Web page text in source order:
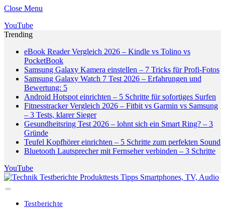
Close Menu
YouTube
Trending
eBook Reader Vergleich 2026 – Kindle vs Tolino vs
PocketBook
Samsung Galaxy Kamera einstellen – 7 Tricks für Profi-Fotos
Samsung Galaxy Watch 7 Test 2026 – Erfahrungen und
Bewertung: 5
Android Hotspot einrichten – 5 Schritte für sofortiges Surfen
Fitnesstracker Vergleich 2026 – Fitbit vs Garmin vs Samsung
– 3 Tests, klarer Sieger
Gesundheitsring Test 2026 – lohnt sich ein Smart Ring? – 3
Gründe
Teufel Kopfhörer einrichten – 5 Schritte zum perfekten Sound
Bluetooth Lautsprecher mit Fernseher verbinden – 3 Schritte
YouTube
Testberichte